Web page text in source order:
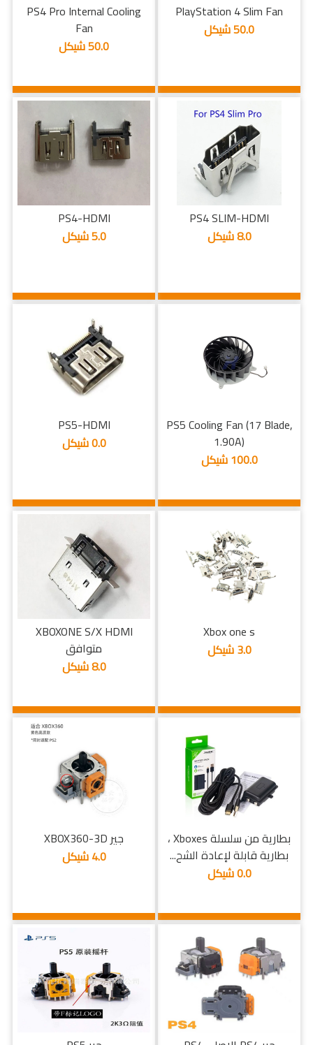
PlayStation 4 Slim Fan
50.0 شيكل
PS4 Pro Internal Cooling
Fan
50.0 شيكل
PS4 SLIM-HDMI
8.0 شيكل
PS4-HDMI
5.0 شيكل
PS5 Cooling Fan (17 Blade,
1.90A)
100.0 شيكل
PS5-HDMI
0.0 شيكل
Xbox one s
3.0 شيكل
XBOXONE S/X HDMI
متوافق
8.0 شيكل
بطارية من سلسلة Xboxes ،
بطارية قابلة لإعادة الشح...
0.0 شيكل
جير XBOX360-3D
4.0 شيكل